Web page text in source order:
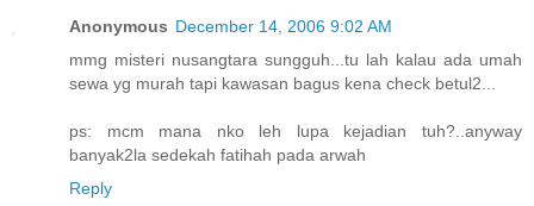
Anonymous December 14, 2006 9:02 AM
mmg misteri nusangtara sungguh...tu lah kalau ada umah
sewa yg murah tapi kawasan bagus kena check betul2...
ps: mcm mana nko leh lupa kejadian tuh?..anyway
banyak2la sedekah fatihah pada arwah
Reply